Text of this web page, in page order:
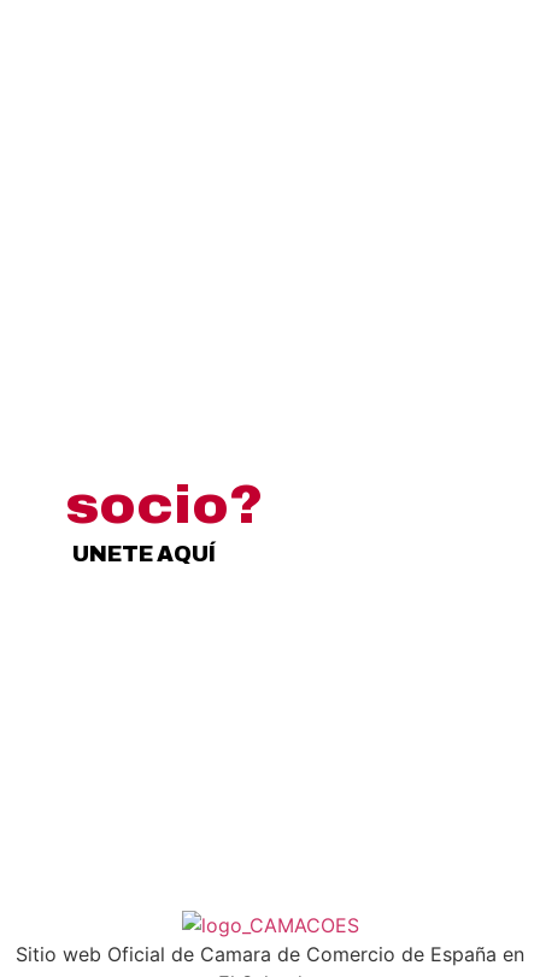
socio?
UNETE AQUÍ
Sitio web Oficial de Camara de Comercio de España en